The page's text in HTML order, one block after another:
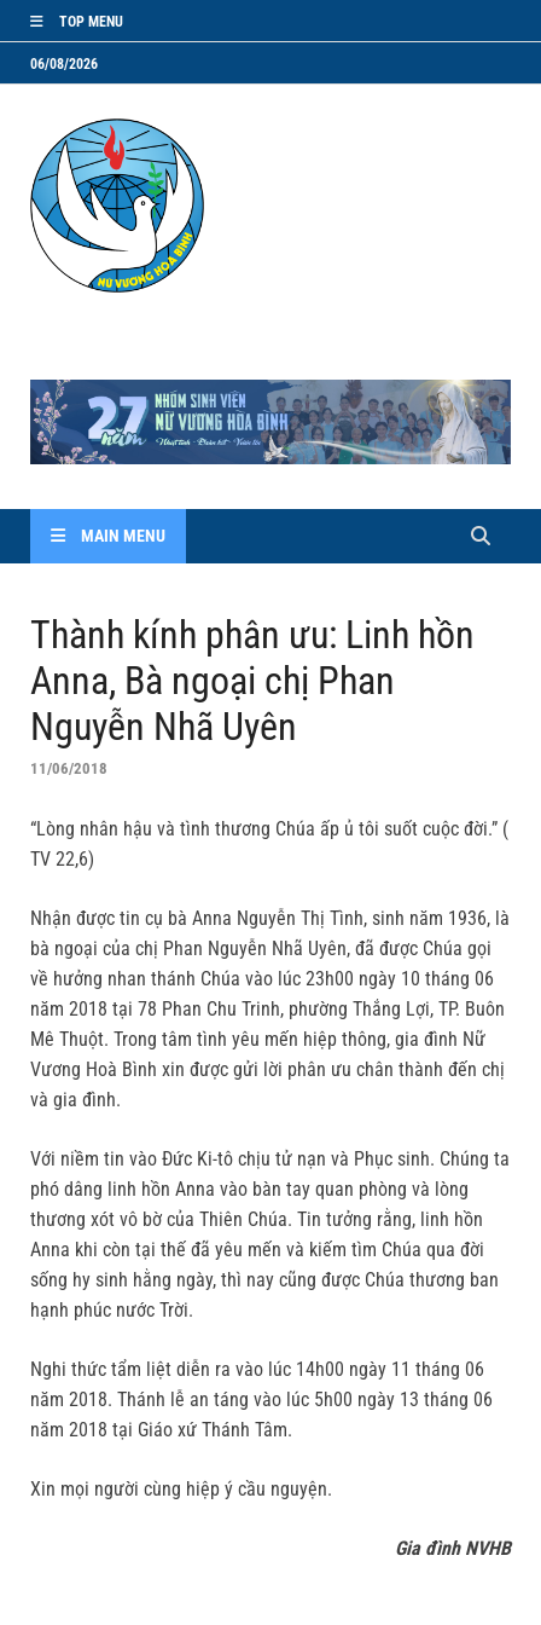
TOP MENU
06/08/2026
MAIN MENU
Thành kính phân ưu: Linh hồn
Anna, Bà ngoại chị Phan
Nguyễn Nhã Uyên
11/06/2018
“Lòng nhân hậu và tình thương Chúa ấp ủ tôi suốt cuộc đời.” (
TV 22,6)
Nhận được tin cụ bà Anna Nguyễn Thị Tình, sinh năm 1936, là
bà ngoại của chị Phan Nguyễn Nhã Uyên, đã được Chúa gọi
về hưởng nhan thánh Chúa vào lúc 23h00 ngày 10 tháng 06
năm 2018 tại 78 Phan Chu Trinh, phường Thắng Lợi, TP. Buôn
Mê Thuột. Trong tâm tình yêu mến hiệp thông, gia đình Nữ
Vương Hoà Bình xin được gửi lời phân ưu chân thành đến chị
và gia đình.
Với niềm tin vào Đức Ki-tô chịu tử nạn và Phục sinh. Chúng ta
phó dâng linh hồn Anna vào bàn tay quan phòng và lòng
thương xót vô bờ của Thiên Chúa. Tin tưởng rằng, linh hồn
Anna khi còn tại thế đã yêu mến và kiếm tìm Chúa qua đời
sống hy sinh hằng ngày, thì nay cũng được Chúa thương ban
hạnh phúc nước Trời.
Nghi thức tẩm liệt diễn ra vào lúc 14h00 ngày 11 tháng 06
năm 2018. Thánh lễ an táng vào lúc 5h00 ngày 13 tháng 06
năm 2018 tại Giáo xứ Thánh Tâm.
Xin mọi người cùng hiệp ý cầu nguyện.
Gia đình NVHB